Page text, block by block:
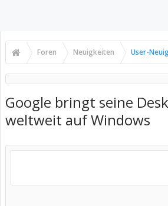
Foren Neuigkeiten User-
Google bringt seine
weltweit auf Windows